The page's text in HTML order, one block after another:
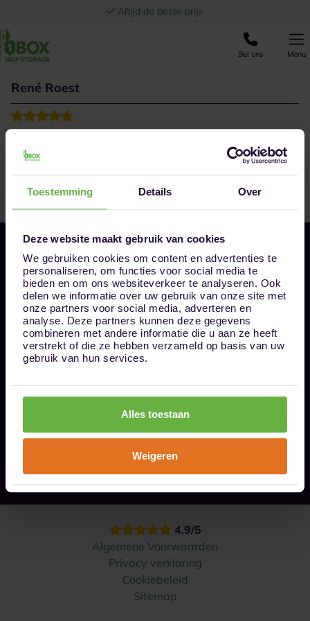
Toestemming Details Over
Deze website maakt gebruik van cookies
We gebruiken cookies om content en advertenties te
personaliseren, om functies voor social media te
bieden en om ons websiteverkeer te analyseren. Ook
delen we informatie over uw gebruik van onze site met
onze partners voor social media, adverteren en
analyse. Deze partners kunnen deze gegevens
combineren met andere informatie die u aan ze heeft
verstrekt of die ze hebben verzameld op basis van uw
gebruik van hun services.
Alles toestaan
Weigeren
Altijd de beste prijs
Bel ons Menu
René Roest
Bel ons op 085 - 0161611
info@1box.nl
Volg ons
Onze opslaglocaties
Hoe werkt het?
4.9/5
Algemene Voorwaarden
Privacy verklaring
Cookiebeleid
Sitemap